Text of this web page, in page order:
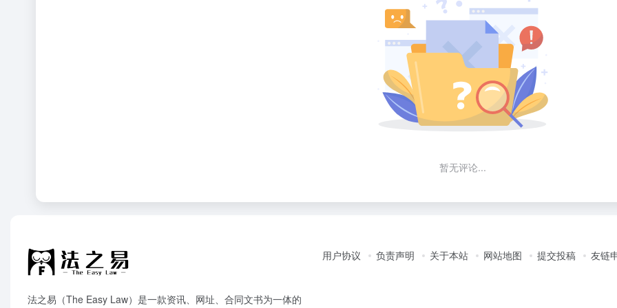
暂无评论...
法之易（The Easy Law）是一款资讯、网址、合同文书为一体的
用户协议 负责声明 关于本站 网站地图 提交投稿 友链